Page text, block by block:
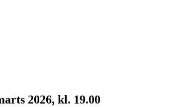
2026, kl. 19.00